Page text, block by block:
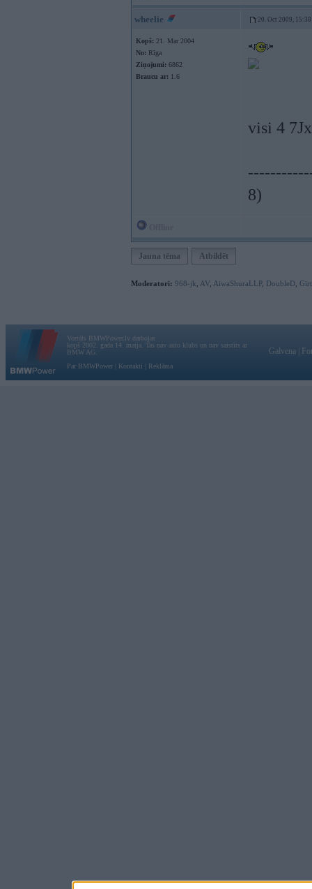
wheelie 20. Oct 2009, 15:38
Kopš: 21. Mar 2004
No: Rīga
Ziņojumi: 6862
Braucu ar: 1.6
visi 4
8)
Jauna tēma Atbildēt
Moderatori: 968-jk AV AiwaShuraLLP, DoubleD
Vortāls BMWPower.lv darbojas
kopš 2002. gada 14. maija. Tas nav auto klubs un nav saistīts ar
BMW AG.
Par BMWPower
Kontakti Reklāma
Galvena